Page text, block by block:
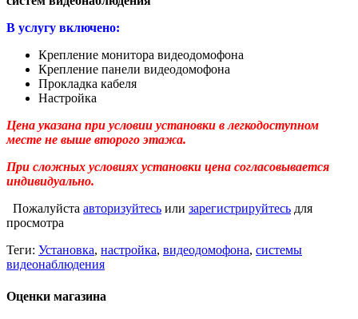
В услугу включено:
Крепление монитора видеодомофона
Крепление панели видеодомофона
Прокладка кабеля
Настройка
Цена указана при условии установки в легкодоступном
месте не выше второго этажа.
При сложных условиях установки цена согласовывается
индивидуально.
Пожалуйста авторизуйтесь или зарегистрируйтесь для
просмотра
Теги: Установка, настройка, видеодомофона, системы
видеонаблюдения
Оценки магазина